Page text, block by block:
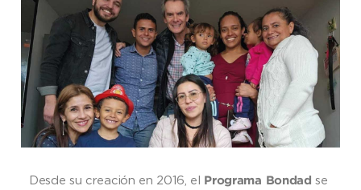
Desde su creación en 2016, el Programa Bondad se